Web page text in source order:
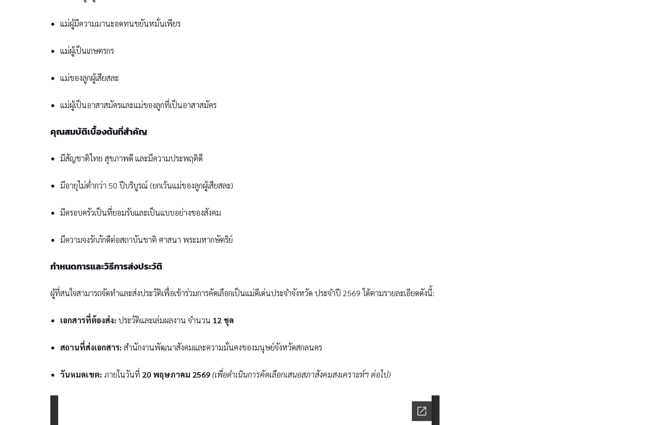
แม่ผู้มีความมานะอดทนขยันหมั่นเพียร
แม่ผู้เป็นเกษตรกร
แม่ของลูกผู้เสียสละ
แม่ผู้เป็นอาสาสมัครและแม่ของลูกที่เป็นอาสาสมัคร
คุณสมบัติเบื้องต้นที่สำคัญ
มีสัญชาติไทย สุขภาพดี และมีความประพฤติดี
มีอายุไม่ต่ำกว่า 50 ปีบริบูรณ์ (ยกเว้นแม่ของลูกผู้เสียสละ)
มีครอบครัวเป็นที่ยอมรับและเป็นแบบอย่างของสังคม
มีความจงรักภักดีต่อสถาบันชาติ ศาสนา พระมหากษัตริย์
กำหนดการและวิธีการส่งประวัติ
ผู้ที่สนใจสามารถจัดทำและส่งประวัติเพื่อเข้าร่วมการคัดเลือกเป็นแม่ดีเด่นประจำจังหวัด ประจำปี 2569 ได้ตามรายละเอียดดังนี้:
เอกสารที่ต้องส่ง: ประวัติและเล่มผลงาน จำนวน 12 ชุด
สถานที่ส่งเอกสาร: สำนักงานพัฒนาสังคมและความมั่นคงของมนุษย์จังหวัดสกลนคร
วันหมดเขต: ภายในวันที่ 20 พฤษภาคม 2569(เพื่อดำเนินการคัดเลือกเสนอสภาสังคมสงเคราะห์ฯ ต่อไป)